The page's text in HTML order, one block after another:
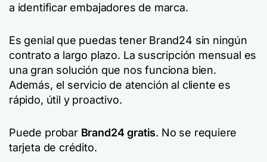
a identificar embajadores de marca.
Es genial que puedas tener Brand24 sin ningún
contrato a largo plazo. La suscripción mensual es
una gran solución que nos funciona bien.
Además, el servicio de atención al cliente es
rápido, útil y proactivo.
Puede probar Brand24 gratis. No se requiere
tarjeta de crédito.